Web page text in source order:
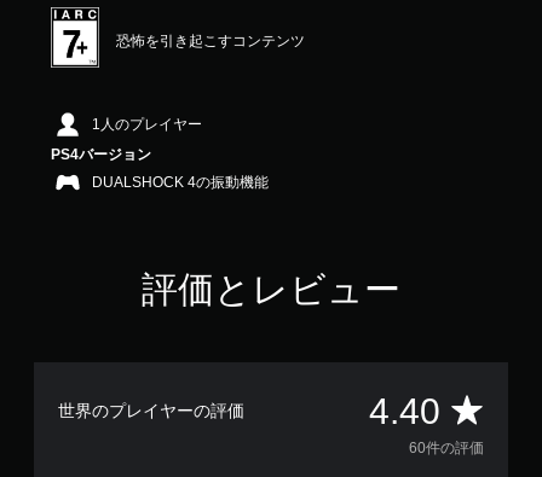
価
は
中
の
4
恐怖を引き起こすコンテンツ
1人のプレイヤー
PS4バージョン
DUALSHOCK 4の振動機能
評価とレビュー
世界のプレイヤーの評価 4.40 評
価
60件の評価